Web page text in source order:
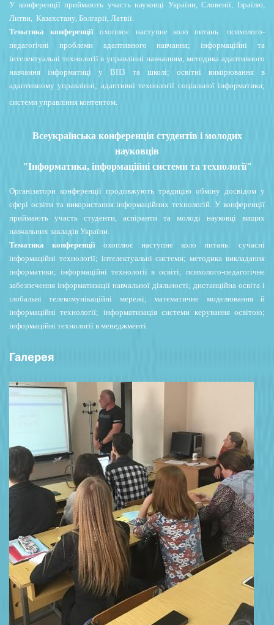
У конференції приймають участь науковці України, Словенії, Ізраїлю,
Литви, Казахстану, Болгарії, Латвії.
Тематика конференціїохоплює наступне коло питань: психолого-
педагогічні проблеми адаптивного навчання; інформаційні та
інтелектуальні технології в управлінні навчанням; методика адаптивного
навчання інформатиці у ВНЗ та школі; освітні вимірювання в
адаптивному управлінні; адаптивні технології соціальної інформатики;
системи управління контентом.
Всеукраїнська конференція студентів і молодих
науковців
"Інформатика, інформаційні системи та технології"
Організатори конференції продовжують традицію обміну досвідом у
сфері освіти та використанняінформаційних технологій. У конференції
приймають участь студенти, аспіранти та молоді науковці вищих
навчальних закладів України.
Тематика конференції охоплює наступне коло питань: сучасні
інформаційні технології; інтелектуальні системи; методика викладання
інформатики; інформаційні технології в освіті; психолого-педагогічне
забезпечення інформатизації навчальної діяльності; дистанційна освіта і
глобальні телекомунікаційні мережі; математичне моделювання й
інформаційні технології; інформатизація системи керування освітою;
інформаційні технології в менеджменті.
Галерея